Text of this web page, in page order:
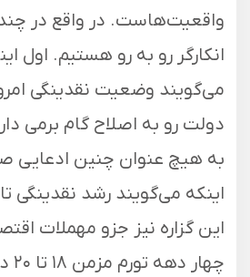
واقعیت‌هاست. در واقع در
انکارگر رو به رو هستیم. اول
می‌گویند وضعیت نقدینگی
دولت رو به اصلاح گام برمی
به هیچ عنوان چنین ادعایی
اینکه می‌گویند رشد نقدینگی
این گزاره نیز جزو مهملات
چهار دهه تورم مزمن ۱۸ تا ۲۰ درصدی